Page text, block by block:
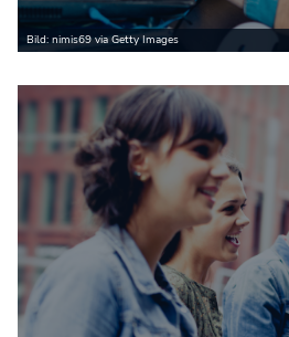
Bild: nimis69 via Getty Images